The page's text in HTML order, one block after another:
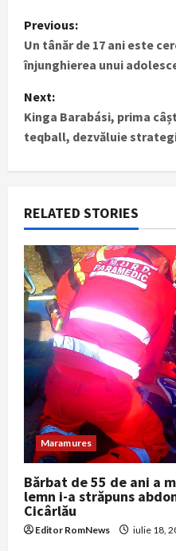
P
o
s
t
v
i
g
a
t
i
o
n
Previous:
Un tânăr de 17 ani este
înjunghierea unui
Next:
Kinga Barabási, prima
teqball, dezvăluie
RELATED STORIES
Maramures
Bărbat de 55 de ani a
lemn i-a străpuns
Cicârlău
Editor RomNews iulie 18,